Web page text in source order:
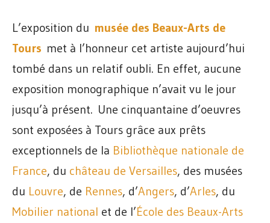
L’exposition du musée des Beaux-Arts de
Tours met à l’honneur cet artiste aujourd’hui
tombé dans un relatif oubli. En effet, aucune
exposition monographique n’avait vu le jour
jusqu’à présent. Une cinquantaine d’oeuvres
sont exposées à Tours grâce aux prêts
exceptionnels de la Bibliothèque nationale de
France, du château de Versailles, des musées
du Louvre, de Rennes, d’Angers, d’Arles, du
Mobilier national et de l’École des Beaux-Arts